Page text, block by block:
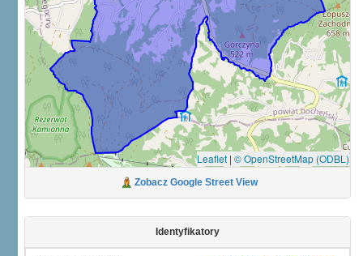
Leaflet | © OpenStreetMap (ODBL)
Zobacz Google Street View
Identyfikatory